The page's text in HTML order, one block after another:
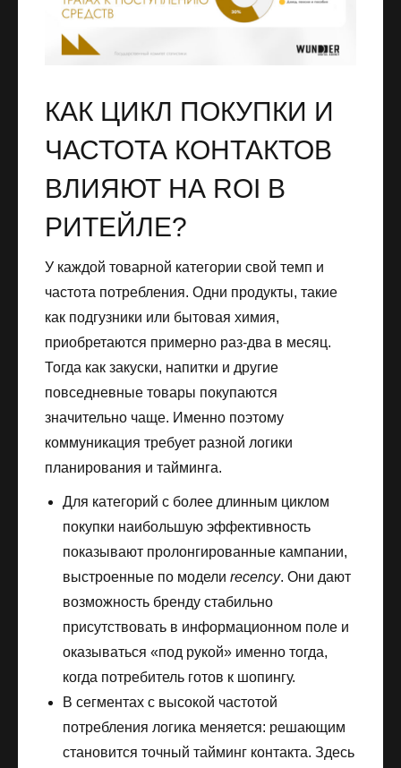
КАК ЦИКЛ ПОКУПКИ И
ЧАСТОТА КОНТАКТОВ
ВЛИЯЮТ НА ROI В
РИТЕЙЛЕ?
У каждой товарной категории свой темп и
частота потребления. Одни продукты, такие
как подгузники или бытовая химия,
приобретаются примерно раз-два в месяц.
Тогда как закуски, напитки и другие
повседневные товары покупаются
значительно чаще. Именно поэтому
коммуникация требует разной логики
планирования и тайминга.
Для категорий с более длинным циклом
покупки наибольшую эффективность
показывают пролонгированные кампании,
выстроенные по модели rесеnсy. Они дают
возможность бренду стабильно
присутствовать в информационном поле и
оказываться «под рукой» именно тогда,
когда потребитель готов к шопингу.
В сегментах с высокой частотой
потребления логика меняется: решающим
становится точный тайминг контакта. Здесь